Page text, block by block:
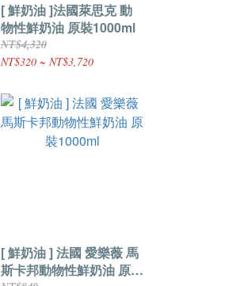
[ 鮮奶油 ]法國萊思克 動
物性鮮奶油 原裝1000ml
NT$4,320
NT$320 ~ NT$3,720
[ 鮮奶油 ] 法國 愛樂薇 馬
斯卡邦動物性鮮奶油 原裝